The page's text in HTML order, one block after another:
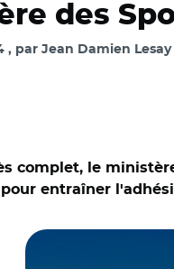
des
par Jean Damien
complet, le
entraîner